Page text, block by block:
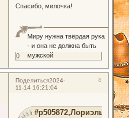
Спасибо, милочка!
Миру нужна твёрдая рука
- и она не должна быть
мужской
0
Поделиться 8
2024-
11-14 16:21:04
#p505872,Лориэль